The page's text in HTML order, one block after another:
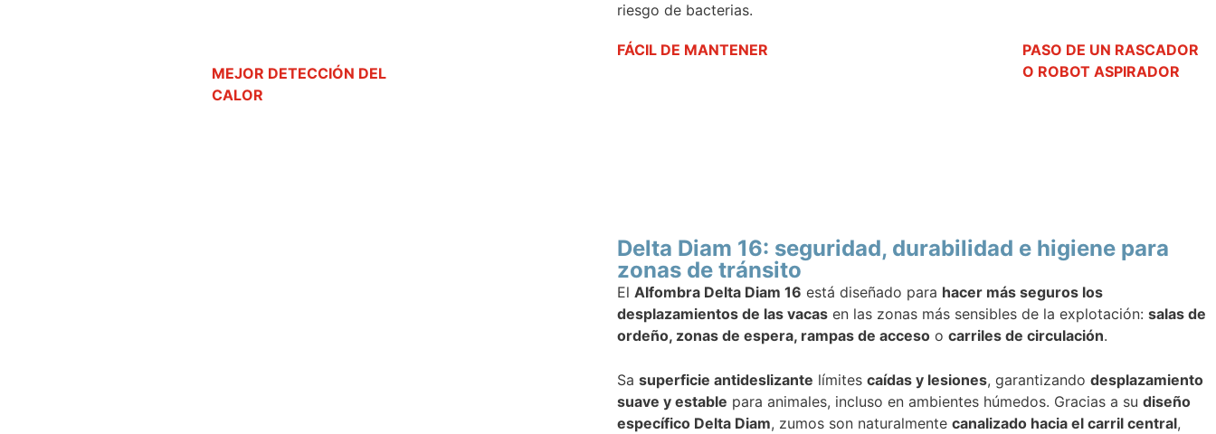
riesgo de bacterias.
MEJOR DETECCIÓN DEL
CALOR
FÁCIL DE MANTENER
PASO DE UN RASCADOR
O ROBOT ASPIRADOR
Delta Diam 16: seguridad, durabilidad e higiene para
zonas de tránsito
El Alfombra Delta Diam 16 está diseñado para hacer más seguros los
desplazamientos de las vacas en las zonas más sensibles de la explotación: salas de
ordeño, zonas de espera, rampas de acceso o carriles de circulación.
Sa superficie antideslizante límites caídas y lesiones, garantizando desplazamiento
suave y estable para animales, incluso en ambientes húmedos. Gracias a su diseño
específico Delta Diam, zumos son naturalmente canalizado hacia el carril central,